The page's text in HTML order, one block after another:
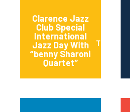
Clarence Jazz
Club Special
International
Jazz Day With
“benny Sharoni
Quartet”